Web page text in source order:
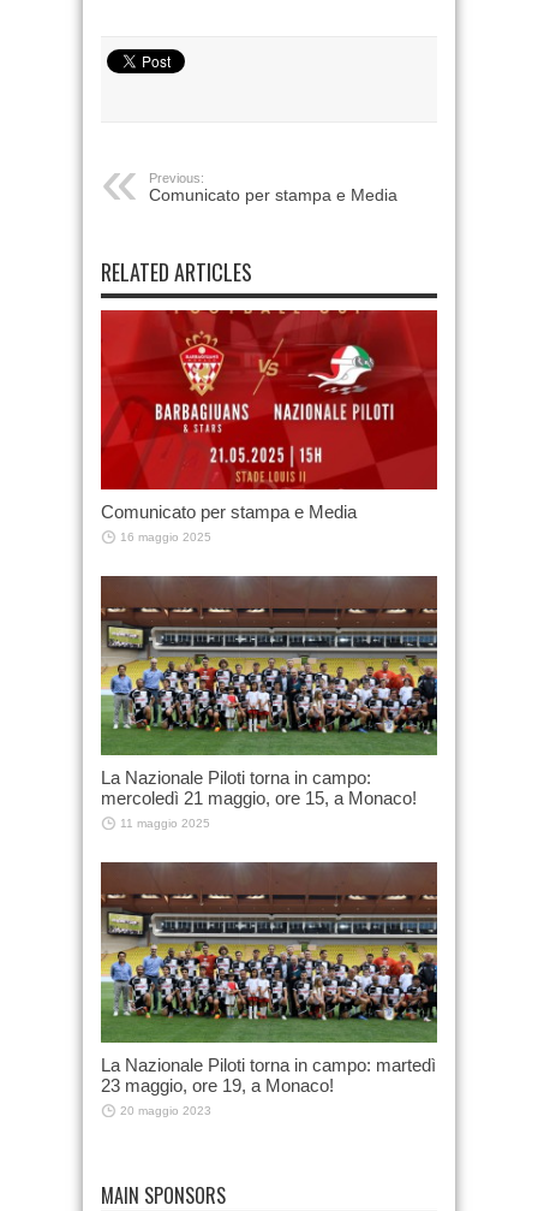
Previous:
Comunicato per stampa e Media
RELATED ARTICLES
Comunicato per stampa e Media
16 maggio 2025
La Nazionale Piloti torna in campo:
mercoledì 21 maggio, ore 15, a Monaco!
11 maggio 2025
La Nazionale Piloti torna in campo: martedì
23 maggio, ore 19, a Monaco!
20 maggio 2023
MAIN SPONSORS